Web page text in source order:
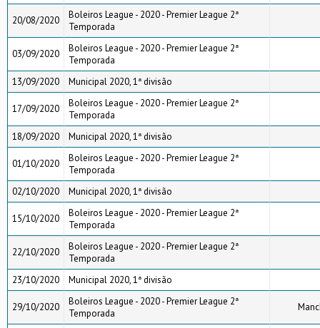
20/08/2020
Boleiros League - 2020 - Premier League 2ª
Temporada
03/09/2020
Boleiros League - 2020 - Premier League 2ª
Temporada
13/09/2020
Municipal 2020, 1ª divisão
17/09/2020
Boleiros League - 2020 - Premier League 2ª
Temporada
18/09/2020
Municipal 2020, 1ª divisão
01/10/2020
Boleiros League - 2020 - Premier League 2ª
Temporada
02/10/2020
Municipal 2020, 1ª divisão
15/10/2020
Boleiros League - 2020 - Premier League 2ª
Temporada
22/10/2020
Boleiros League - 2020 - Premier League 2ª
Temporada
23/10/2020
Municipal 2020, 1ª divisão
29/10/2020
Boleiros League - 2020 - Premier League 2ª
Temporada